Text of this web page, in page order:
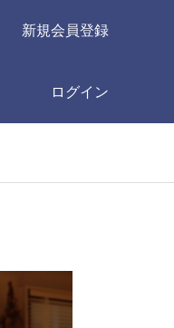
新規会員登録
ログイン